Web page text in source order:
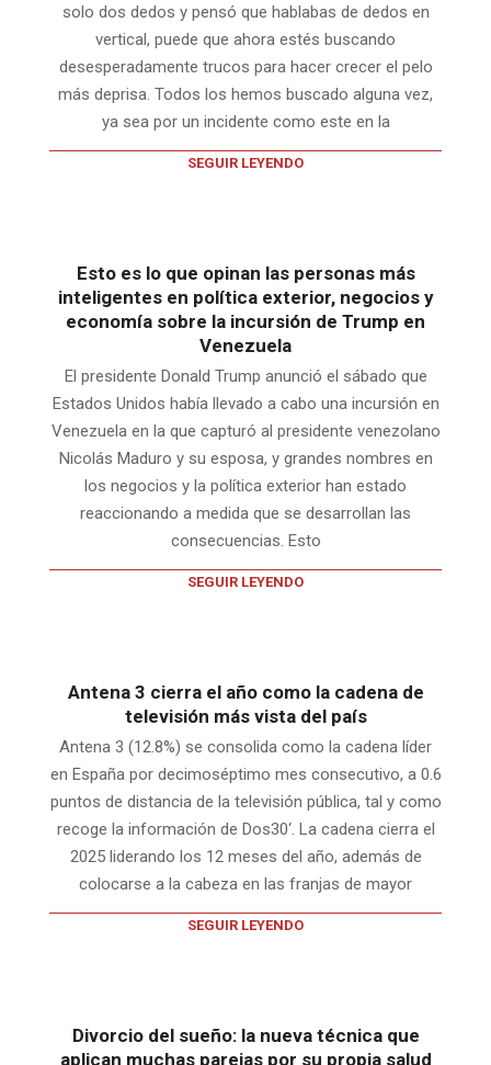
solo dos dedos y pensó que hablabas de dedos en
vertical, puede que ahora estés buscando
desesperadamente trucos para hacer crecer el pelo
más deprisa. Todos los hemos buscado alguna vez,
ya sea por un incidente como este en la
SEGUIR LEYENDO
Esto es lo que opinan las personas más
inteligentes en política exterior, negocios y
economía sobre la incursión de Trump en
Venezuela
El presidente Donald Trump anunció el sábado que
Estados Unidos había llevado a cabo una incursión en
Venezuela en la que capturó al presidente venezolano
Nicolás Maduro y su esposa, y grandes nombres en
los negocios y la política exterior han estado
reaccionando a medida que se desarrollan las
consecuencias. Esto
SEGUIR LEYENDO
Antena 3 cierra el año como la cadena de
televisión más vista del país
Antena 3 (12.8%) se consolida como la cadena líder
en España por decimoséptimo mes consecutivo, a 0.6
puntos de distancia de la televisión pública, tal y como
recoge la información de Dos30‘. La cadena cierra el
2025 liderando los 12 meses del año, además de
colocarse a la cabeza en las franjas de mayor
SEGUIR LEYENDO
Divorcio del sueño: la nueva técnica que
aplican muchas parejas por su propia salud